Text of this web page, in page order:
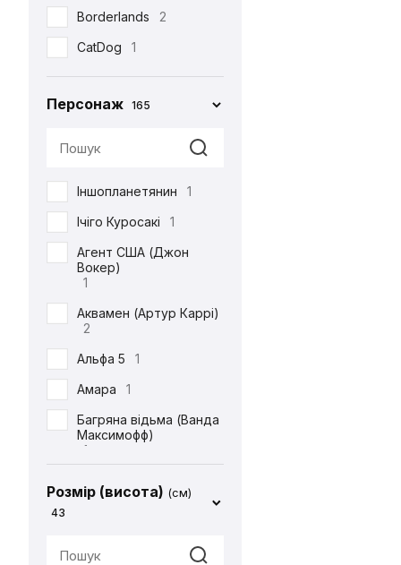
Borderlands
2
CatDog
1
Charlie and the
1
5
Defenders of the Earth
Diablo
1
ET
1
Final Fantasy
Friday the 13th
Garfield
1
Gears Of War
God of War
2
Harry Potter
4
Персонаж 165
Іншопланетянин
1
Ічіго Куросакі
1
Агент США (Джон
Вокер)
1
Аквамен (Артур Каррі)
2
Альфа 5
1
Амара
1
Багряна відьма (Ванда
Максимофф)
1
Ґордон)
Розмір (висота) (см)
43